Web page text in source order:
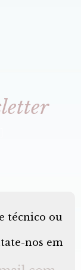
técnico ou
nos em